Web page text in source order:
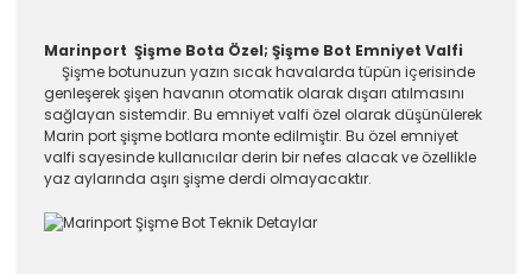
Marinport Şişme Bota Özel; Şişme Bot Emniyet Valfi
Şişme botunuzun yazın sıcak havalarda tüpün içerisinde
genleşerek şişen havanın otomatik olarak dışarı atılmasını
sağlayan sistemdir. Bu emniyet valfi özel olarak düşünülerek
Marin port şişme botlara monte edilmiştir. Bu özel emniyet
valfi sayesinde kullanıcılar derin bir nefes alacak ve özellikle
yaz aylarında aşırı şişme derdi olmayacaktır.